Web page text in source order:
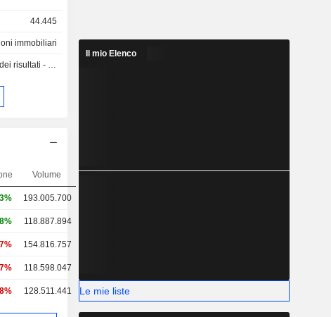
44.445
immobiliari
- Q2 2026
Volume
193.005.700
118.887.894
154.816.757
118.598.047
128.511.441
Il mio Elenco
Le mie liste